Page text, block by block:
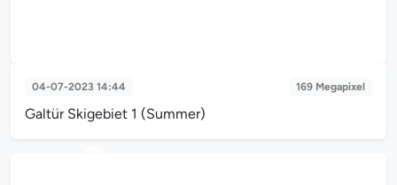
04-07-2023 14:44 169 Megapixel
Galtür Skigebiet 1 (Summer)